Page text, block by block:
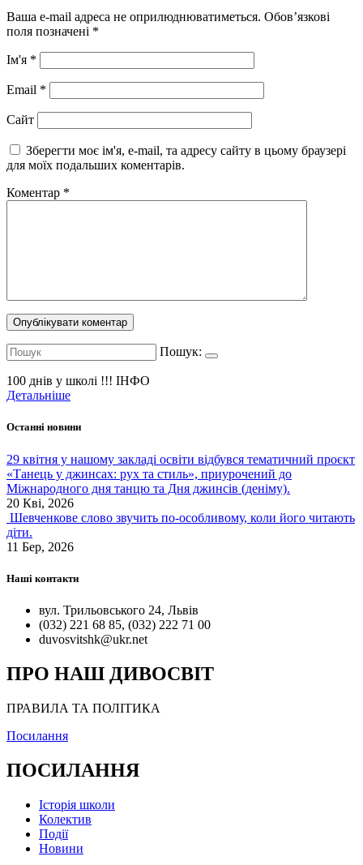
Ваша e-mail адреса не оприлюднюватиметься. Обов’язкові
поля позначені *
Ім'я *
Email *
Сайт
Зберегти моє ім'я, e-mail, та адресу сайту в цьому браузері
для моїх подальших коментарів.
Коментар *
Пошук:
100 днів у школі !!! ІНФО
Детальніше
Останні новини
29 квітня у нашому закладі освіти відбувся тематичний проєкт
«Танець у джинсах: рух та стиль», приурочений до
Міжнародного дня танцю та Дня джинсів (деніму).
20 Кві, 2026
Шевченкове слово звучить по-особливому, коли його читають
діти.
11 Бер, 2026
Наші контакти
вул. Трильовського 24, Львів
(032) 221 68 85, (032) 222 71 00
duvosvitshk@ukr.net
ПРО НАШ ДИВОСВІТ
ПРАВИЛА ТА ПОЛІТИКА
Посилання
ПОСИЛАННЯ
Історія школи
Колектив
Події
Новини